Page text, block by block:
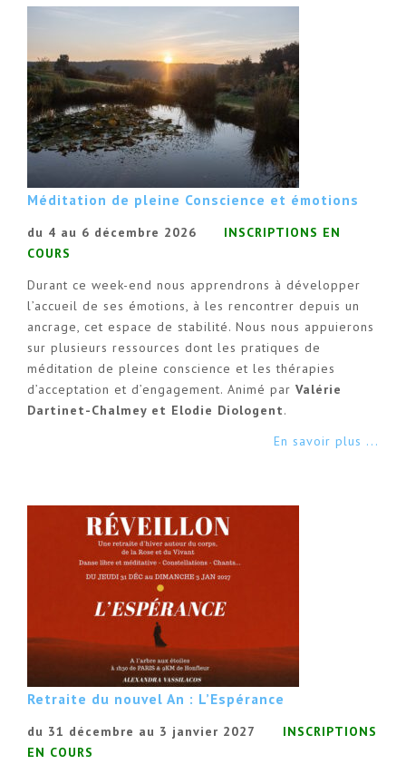
Méditation de pleine Conscience et émotions
du 4 au 6 décembre 2026
INSCRIPTIONS EN
COURS
Durant ce week-end nous apprendrons à développer
l’accueil de ses émotions, à les rencontrer depuis un
ancrage, cet espace de stabilité. Nous nous appuierons
sur plusieurs ressources dont les pratiques de
méditation de pleine conscience et les thérapies
d’acceptation et d’engagement. Animé par Valérie
Dartinet-Chalmey et Elodie Diologent.
En savoir plus ...
Retraite du nouvel An : L’Espérance
du 31 décembre au 3 janvier 2027
INSCRIPTIONS
EN COURS